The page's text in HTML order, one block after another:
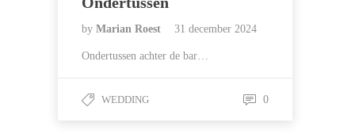
by Marian Roest 31 december 2024
Ondertussen achter de bar…
WEDDING 0